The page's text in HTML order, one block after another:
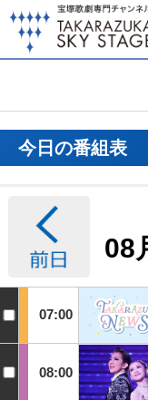
今日の番組表
08
07:00
08:00